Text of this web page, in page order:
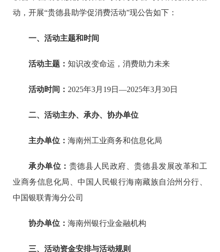
动，开展“贵德县助学促消费活动”现公告如下：
一、活动主题和时间
活动主题：知识改变命运，消费助力未来
活动时间： 2025年3月19日—2025年3月30日
二、活动主办、承办、协办单位
主办单位：海南州工业商务和信息化局
承办单位： 贵德县人民政府、贵德县发展改革和工
业商务信息化局、中国人民银行海南藏族自治州分行、
中国银联青海分公司
协办单位：海南州银行业金融机构
三、活动资金安排与活动规则